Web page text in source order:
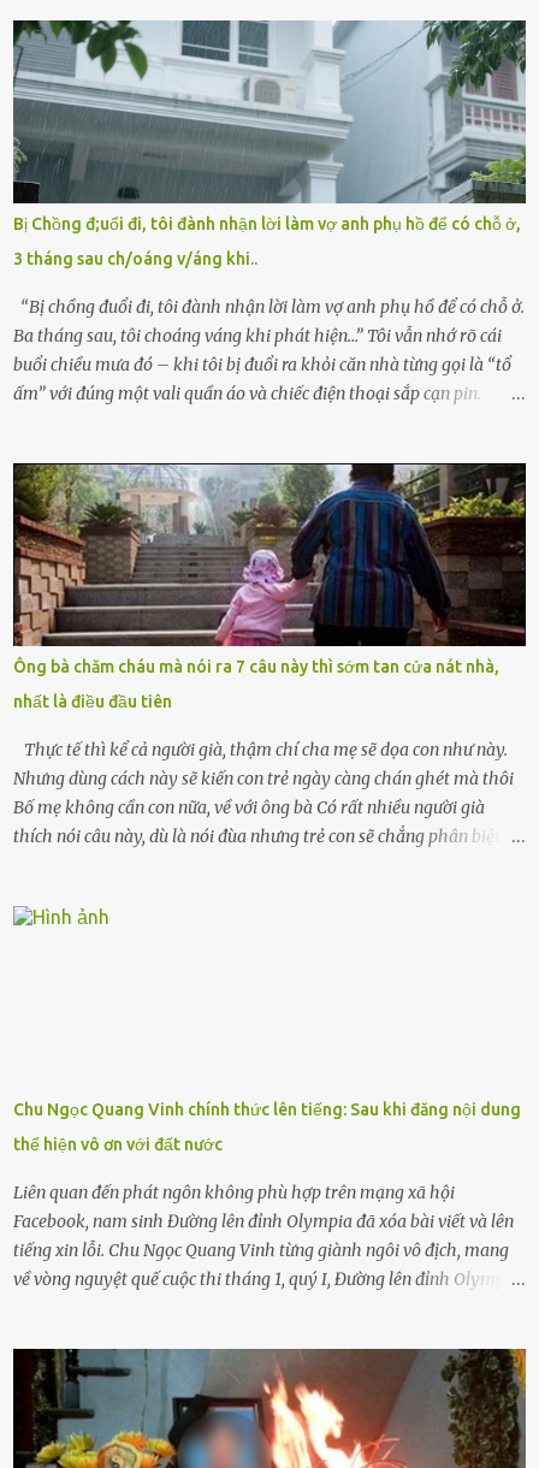
hảo, địa vị cao sang của ông Trần Quốc Tùng xem như điềm gở. Ông
Tùng, một doanh nhân quyền lực có tiếng ở Bình Dương, cùng vợ là
bà Đỗ Thị Nga, lập tức ra quyết định nhẫn tâm: bỏ lại đứa trẻ. Họ
viện cớ “không đủ khả năng nuôi dưỡng” và ký vào giấy từ chối
quyền giám hộ, yêu cầu bệnh viện xử lý bé như một trường hợp bị
bỏ rơi. Trong khi ấy, con gái ruột của họ – Trần Lệ Mi – vẫn đang
mê man sau sinh, hoàn toàn không hay biết chuyện gì xảy ra.
Thiếu úy Nguyễn Thị Mai, một nữ cảnh sát công tác tại địa phương,
tình cờ chứng kiến giây phút bé bị đưa đi trong lặng lẽ. Nét mặt đỏ
hỏn, bàn tay bé xíu co quắp, ...
Bị Chồng đ;uổi đi, tôi đành nhận lời làm vợ anh phụ hồ để có chỗ ở,
3 tháng sau ch/oáng v/áng khi..
“Bị chồng đuổi đi, tôi đành nhận lời làm vợ anh phụ hồ để có chỗ ở.
Ba tháng sau, tôi choáng váng khi phát hiện…” Tôi vẫn nhớ rõ cái
buổi chiều mưa đó – khi tôi bị đuổi ra khỏi căn nhà từng gọi là “tổ
ấm” với đúng một vali quần áo và chiếc điện thoại sắp cạn pin.
cưới cô để có con. Không phải để nuôi một cái thân bất tài chỉ biết
khóc lóc,” anh ta gằn giọng, đẩy mạnh cánh cửa trước mặt tôi.
Tiếng cánh cửa đóng lại, vang lên như một bản án lạnh lùng. Tôi
đứng chết lặng giữa cơn mưa, không biết đi đâu, về đâu. Bố mẹ tôi
mất sớm. Tôi chẳng có anh chị em. Họ hàng cũng thưa thớt, chẳng
ai thân thiết đến mức có thể mở lòng cho tôi tá túc. Bạn bè? Ai cũng
bận rộn với gia đình riêng của họ. Tôi đã từng đặt cược cả thanh
xuân vào người chồng ấy – và giờ, tôi chỉ còn lại chính mình. Tôi lên
chiếc xe buýt cuối ngày, trốn chạy khỏi thành phố và nỗi đau. Tôi v...
Ông bà chăm cháu mà nói ra 7 câu này thì sớm tan cửa nát nhà,
nhất là điều đầu tiên
Thực tế thì kể cả người già, thậm chí cha mẹ sẽ dọa con như này.
Nhưng dùng cách này sẽ kiến con trẻ ngày càng chán ghét mà thôi
Bố mẹ không cần con nữa, về với ông bà Có rất nhiều người già
thích nói câu này, dù là nói đùa nhưng trẻ con sẽ chẳng phân biệt
khuyên nhủ con thật cẩn thận. Nếu cháu không nghe lời, cảnh sát
để được giúp đỡ thì có thể sẽ bỏ lỡ cơ hội và gặp nguy hiểm. Trẻ con
có biết gì đâu Nhiều người cứ coi trẻ còn nhỏ nên dù có phạm sai
lầm, thì họ cũng không trách mắng. Nhưng nếu người lớn tuổi
không dạy con cẩn...
Chu Ngọc Quang Vinh chính thức lên tiếng: Sau khi đăng nội dung
thể hiện vô ơn với đất nước
Liên quan đến phát ngôn không phù hợp trên mạng xã hội
Facebook, nam sinh Đường lên đỉnh Olympia đã xóa bài viết và lên
tiếng xin lỗi. Chu Ngọc Quang Vinh từng giành ngôi vô địch, mang
về vòng nguyệt quế cuộc thi tháng 1, quý I, Đường lên đỉnh Olympia.
chưa phù hợp, gây xôn xao, bức xúc trong dư luận. Ngay sau đó,
Trường THPT Chuyên Nguyễn Tất Thành báo cáo xác nhận tài
khoản Chu Vinh là của học sinh Chu Ngọc Quang Vinh, lớp 12 Anh
của nhà trường. Nam sinh này từng giành ngôi vô địch, mang về